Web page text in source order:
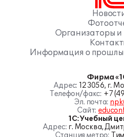
Организаторы и
Информация о
Фирма
Адрес: 123056, г.
Телефон/факс: +7
Эл. почта:
Сайт:
1С:Учебный
Адрес: г. Москва,
Станция метро: